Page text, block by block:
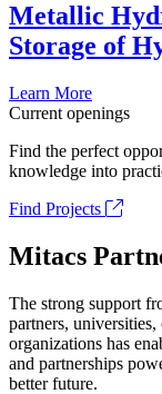
Metallic
Storage of
Learn More
Current openings
Find the perfect
knowledge into
Find Projects
Mitacs
The strong support
partners,
organizations has
and partnerships
better future.